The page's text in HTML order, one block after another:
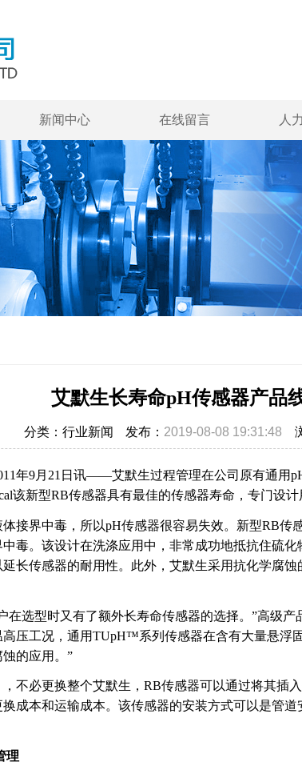
新闻中心 在线留言 人
艾默生长寿命pH传感器产品
分类：行业新闻 发布： 2019-08-08 19:31:48
年9月21日讯——艾默生过程管理在公司原有通用
该新型RB传感器具有最佳的传感器寿命，专门设计
接界中毒，所以pH传感器很容易失效。新型RB传
毒。该设计在洗涤应用中，非常成功地抵抗住硫
长传感器的耐用性。此外，艾默生采用抗化学腐
在选型时又有了额外长寿命传感器的选择。”高级
压工况，通用TUpH™系列传感器在含有大量悬浮
的应用。”
，不必更换整个艾默生，RB传感器可以通过将其插
成本和运输成本。该传感器的安装方式可以是管
理